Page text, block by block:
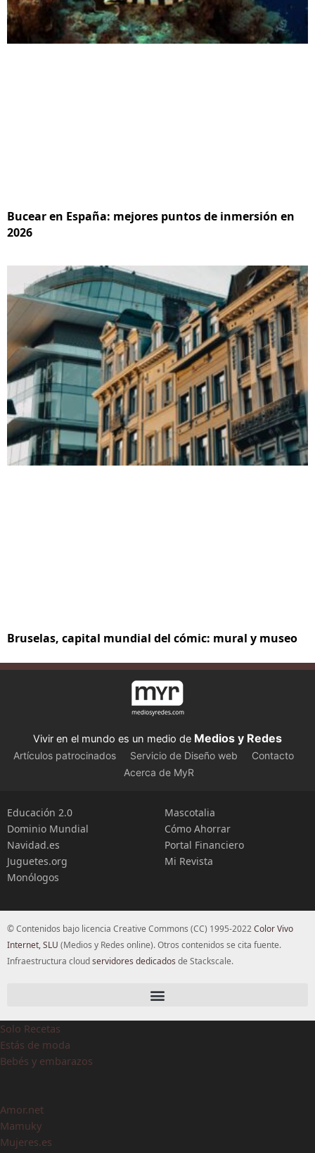
Bucear en España: mejores puntos de inmersión en
2026
Bruselas, capital mundial del cómic: mural y museo
Vivir en el mundo es un medio de Medios y Redes
Artículos patrocinados Servicio de Diseño web
Contacto
Acerca de MyR
Educación 2.0
Dominio Mundial
Navidad.es
Juguetes.org
Monólogos
Mascotalia
Cómo Ahorrar
Portal Financiero
Mi Revista
© Contenidos bajo licencia Creative Commons (CC) 1995-2022Color Vivo
Internet, SLU (Medios y Redes online). Otros contenidos se cita fuente.
Infraestructura cloudservidores dedicados de Stackscale.
Solo Recetas
Estás de moda
Bebés y embarazos
Amor.net
Mamuky
Mujeres.es